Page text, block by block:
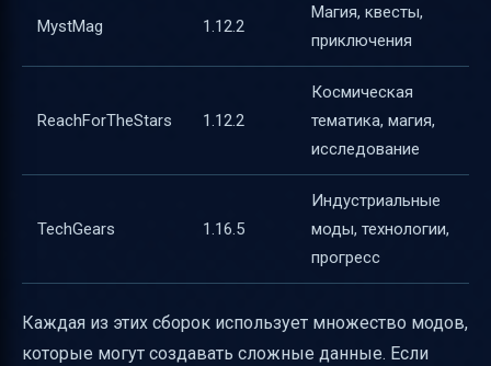
MystMag 1.12.2
Магия, квесты,
приключения
ReachForTheStars 1.12.2
Космическая
тематика, магия,
исследование
TechGears 1.16.5
Индустриальные
моды, технологии,
прогресс
Каждая из этих сборок использует множество модов,
которые могут создавать сложные данные. Если